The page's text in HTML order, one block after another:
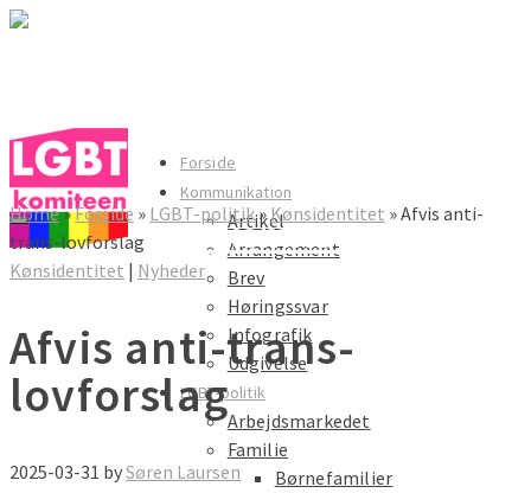
Forside
Kommunikation
Artikel
Arrangement
Brev
Høringssvar
Infografik
Udgivelse
LGBT-politik
Arbejdsmarkedet
Familie
Børnefamilier
LGBT komiteen
Home»Forside » LGBT-politik »Kønsidentitet »Afvis anti-
trans-lovforslag
Kønsidentitet | Nyheder
Afvis anti-trans-
lovforslag
2025-03-31 bySøren Laursen